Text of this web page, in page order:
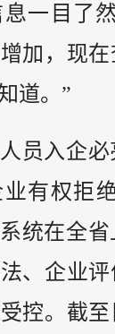
一目了
加，现
道。”
员入企
有权拒
统在全
、企业评
控。截